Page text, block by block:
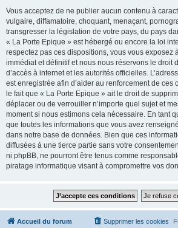
Vous acceptez de ne publier aucun contenu à
vulgaire, diffamatoire, choquant, menaçant,
transgresser la législation de votre pays, du pays
« La Porte Epique » est hébergé ou encore la loi
respectez pas ces dispositions, vous vous exposez
immédiat et définitif et nous nous réservons le droit
d’accès à internet et les autorités officielles.
est enregistrée afin d’aider au renforcement de ces
le fait que « La Porte Epique » ait le droit de
déplacer ou de verrouiller n’importe quel sujet et
moment si nous estimons cela nécessaire. En tant
que toutes les informations que vous avez
dans notre base de données. Bien que ces
diffusées à une tierce partie sans votre
ni phpBB, ne pourront être tenus comme
piratage informatique visant à compromettre vos
Accueil du forum Supprimer les cookies